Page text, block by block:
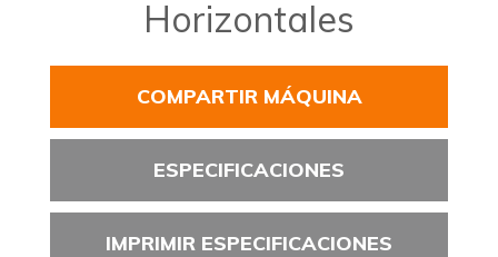
Horizontales
COMPARTIR MÁQUINA
ESPECIFICACIONES
IMPRIMIR ESPECIFICACIONES